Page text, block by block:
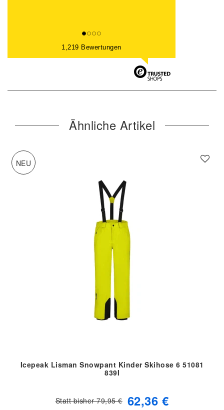
1,219 Bewertungen
Ähnliche Artikel
NEU
Icepeak Lisman Snowpant Kinder Skihose 6 51081
839I
Statt bisher 79,95 € 62,36 €